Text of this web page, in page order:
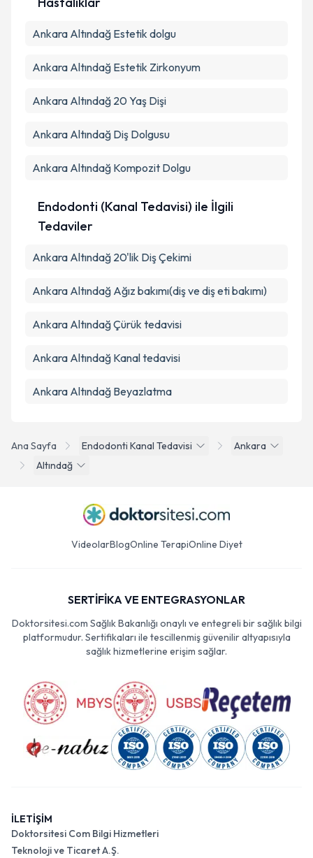
Ana Sayfa Endodonti Kanal Tedavisi
Ankara
Altındağ
Ankara Altındağ Estetik dolgu
Ankara Altındağ Estetik Zirkonyum
Ankara Altındağ 20 Yaş Dişi
Ankara Altındağ Diş Dolgusu
Ankara Altındağ Kompozit Dolgu
Endodonti (Kanal Tedavisi) ile İlgili
Tedaviler
Ankara Altındağ 20'lik Diş Çekimi
Ankara Altındağ Ağız bakımı(diş ve diş eti bakımı)
Ankara Altındağ Çürük tedavisi
Ankara Altındağ Kanal tedavisi
Ankara Altındağ Beyazlatma
VideolarBlogOnline TerapiOnline Diyet
SERTİFİKA VE ENTEGRASYONLAR
Doktorsitesi.com Sağlık Bakanlığı onaylı ve entegreli bir sağlık bilgi
platformudur. Sertifikaları ile tescillenmiş güvenilir altyapısıyla
sağlık hizmetlerine erişim sağlar.
İLETİŞİM
Doktorsitesi Com Bilgi Hizmetleri
Teknoloji ve Ticaret A.Ş.